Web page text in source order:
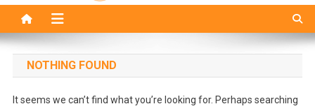
NOTHING FOUND
It seems we can’t find what you’re looking for. Perhaps searching